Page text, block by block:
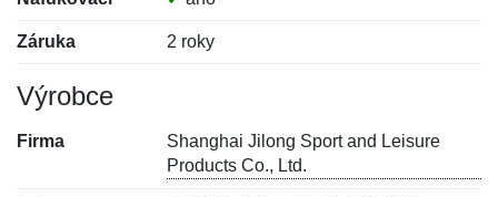
Záruka 2 roky
Výrobce
Firma
Shanghai Jilong Sport and Leisure
Products Co., Ltd.